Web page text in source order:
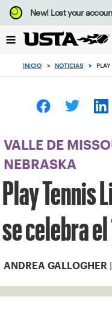
Enfoque
desde
botón
volver
principio
New!Lost your
INICIO > NOTICIAS >
VALLE DE
NEBRASKA
Play Tennis
se celebra el
ANDREA GALLOGHER